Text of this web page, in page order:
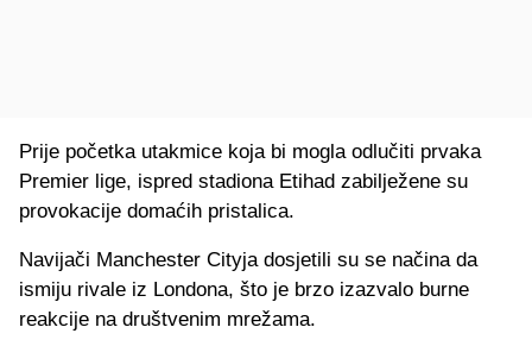
Prije početka utakmice koja bi mogla odlučiti prvaka
Premier lige, ispred stadiona Etihad zabilježene su
provokacije domaćih pristalica.
Navijači Manchester Cityja dosjetili su se načina da
ismiju rivale iz Londona, što je brzo izazvalo burne
reakcije na društvenim mrežama.